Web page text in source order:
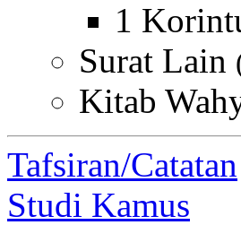
1
Surat Lain
Kitab
Tafsiran/Catatan
Studi Kamus